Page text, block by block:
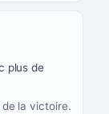
plus de
la victoire.